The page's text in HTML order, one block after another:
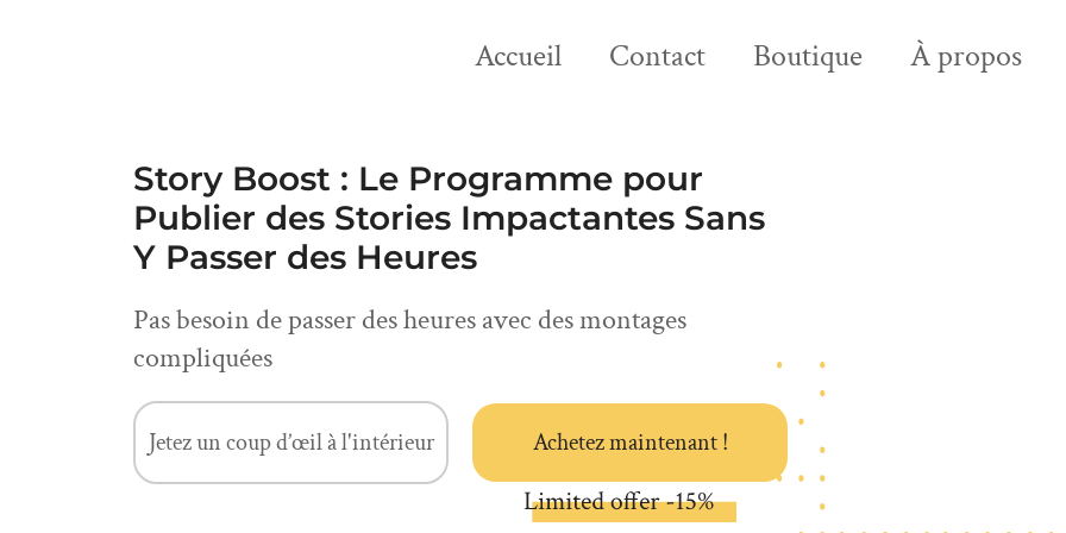
Accueil Contact Boutique À propos
Story Boost : Le Programme pour
Publier des Stories Impactantes Sans
Y Passer des Heures
Pas besoin de passer des heures avec des montages
compliquées
Jetez un coup d’œil à l'intérieur Achetez maintenant !